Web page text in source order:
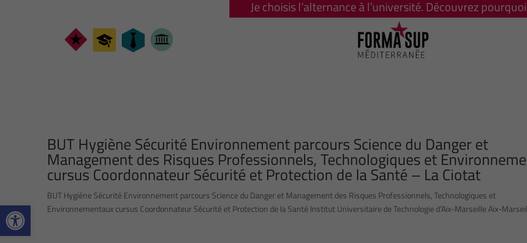
Ouvrir la barre d’outils
Je choisis l’alternance à l’université. Découvrez
BUT Hygiène Sécurité Environnement parcours Science du Danger et
Management des Risques Professionnels, Technologiques et
cursus Coordonnateur Sécurité et Protection de la Santé – La Ciotat
BUT Hygiène Sécurité Environnement parcours Science du Danger et Management des Risques Professionnels, Technologiques et
Environnementaux cursus Coordonnateur Sécurité et Protection de la Santé Institut Universitaire de Technologie d’Aix-Marseille Aix-